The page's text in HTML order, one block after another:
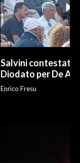
Salvini contestato
Diodato per De
Enrico Fresu